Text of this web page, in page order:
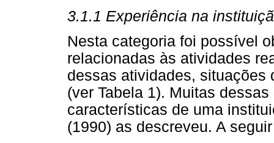
3.1.1 Experiência na
Nesta categoria foi possível
relacionadas às atividades
dessas atividades, situações
(ver Tabela 1). Muitas
características de uma
(1990) as descreveu. A